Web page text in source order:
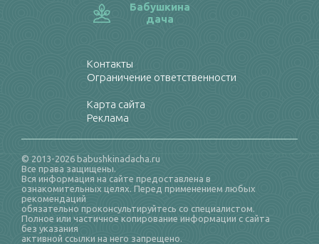
Бабушкина
дача
Контакты
Ограничение ответственности
Карта сайта
Реклама
© 2013-2026 babushkinadacha.ru
Все права защищены.
Вся информация на сайте предоставлена в
ознакомительных целях. Перед применением любых
рекомендаций
обязательно проконсультируйтесь со специалистом.
Полное или частичное копирование информации с сайта
без указания
активной ссылки на него запрещено.